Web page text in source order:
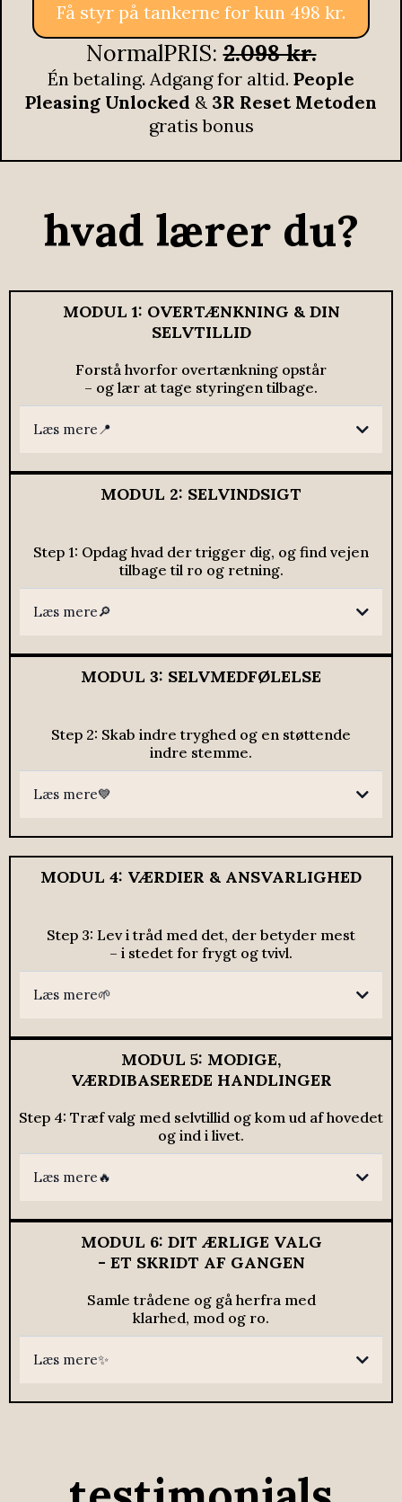
Få styr på tankerne for kun 498 kr.
NormalPRIS:2.098 kr.
Én betaling. Adgang for altid. People
Pleasing Unlocked & 3R Reset Metoden
gratis bonus
hvad lærer du?
MODUL 1: OVERTÆNKNING & DIN
SELVTILLID
Forstå hvorfor overtænkning opstår
– og lær at tage styringen tilbage.
Læs mere📍
MODUL 2: SELVINDSIGT
Step 1: Opdag hvad der trigger dig, og find vejen
tilbage til ro og retning.
Læs mere🔎
MODUL 3: SELVMEDFØLELSE
Step 2: Skab indre tryghed og en støttende
indre stemme.
Læs mere💙
MODUL 4: VÆRDIER & ANSVARLIGHED
Step 3: Lev i tråd med det, der betyder mest
– i stedet for frygt og tvivl.
Læs mere🌱
MODUL 5: MODIGE,
VÆRDIBASEREDE HANDLINGER
Step 4: Træf valg med selvtillid og kom ud af hovedet
og ind i livet.
Læs mere🔥
MODUL 6: DIT ÆRLIGE VALG
- ET SKRIDT AF GANGEN
Samle trådene og gå herfra med
klarhed, mod og ro.
Læs mere✨